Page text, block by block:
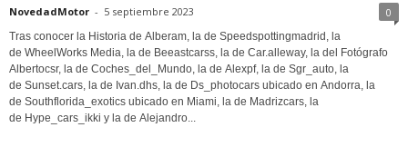
NovedadMotor - 5 septiembre 2023 0
Tras conocer la Historia de Alberam, la de Speedspottingmadrid, la
de WheelWorks Media, la de Beeastcarss, la de Car.alleway, la del Fotógrafo
Albertocsr, la de Coches_del_Mundo, la de Alexpf, la de Sgr_auto, la
de Sunset.cars, la de Ivan.dhs, la de Ds_photocars ubicado en Andorra, la
de Southflorida_exotics ubicado en Miami, la de Madrizcars, la
de Hype_cars_ikki y la de Alejandro...